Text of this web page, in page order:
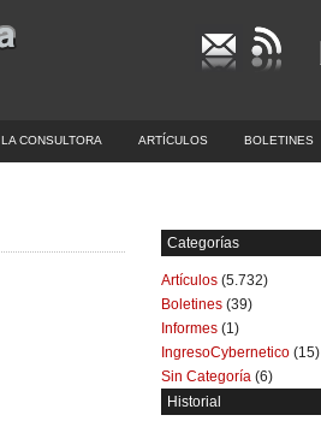
LA CONSULTORA ARTÍCULOS BOLETINES
Categorías
Artículos (5.732)
Boletines (39)
Informes (1)
IngresoCybernetico (15)
Sin Categoría (6)
Historial